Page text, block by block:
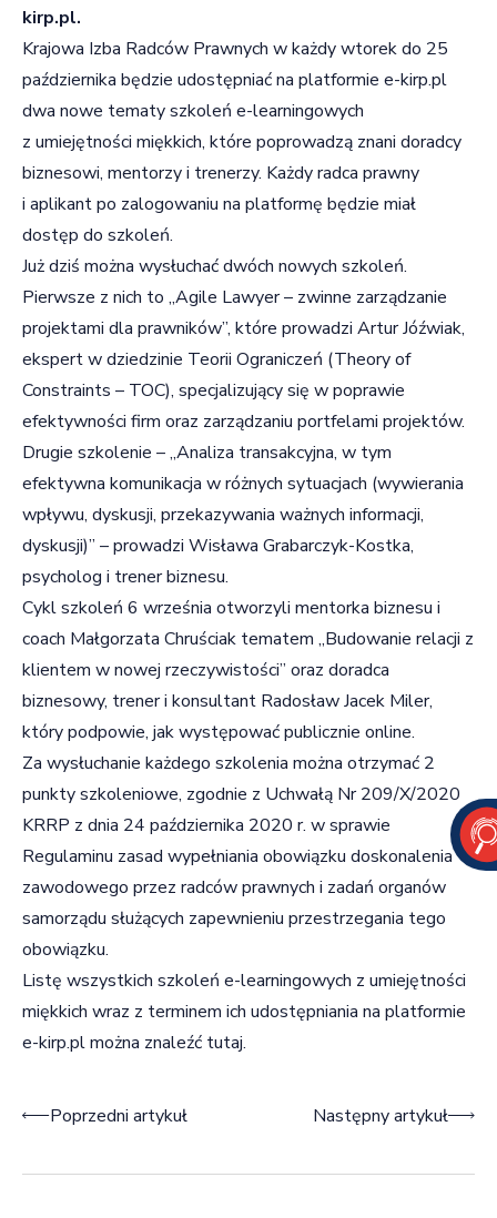
kirp.pl.
Krajowa Izba Radców Prawnych w każdy wtorek do 25
października będzie udostępniać na platformie e-kirp.pl
dwa nowe tematy szkoleń e-learningowych
z umiejętności miękkich, które poprowadzą znani doradcy
biznesowi, mentorzy i trenerzy. Każdy radca prawny
i aplikant po zalogowaniu na platformę będzie miał
dostęp do szkoleń.
Już dziś można wysłuchać dwóch nowych szkoleń.
Pierwsze z nich to „Agile Lawyer – zwinne zarządzanie
projektami dla prawników”, które prowadzi Artur Jóźwiak,
ekspert w dziedzinie Teorii Ograniczeń (Theory of
Constraints – TOC), specjalizujący się w poprawie
efektywności firm oraz zarządzaniu portfelami projektów.
Drugie szkolenie – „Analiza transakcyjna, w tym
efektywna komunikacja w różnych sytuacjach (wywierania
wpływu, dyskusji, przekazywania ważnych informacji,
dyskusji)” – prowadzi Wisława Grabarczyk-Kostka,
psycholog i trener biznesu.
Cykl szkoleń 6 września otworzyli mentorka biznesu i
coach Małgorzata Chruściak tematem „Budowanie relacji z
klientem w nowej rzeczywistości” oraz doradca
biznesowy, trener i konsultant Radosław Jacek Miler,
który podpowie, jak występować publicznie online.
Za wysłuchanie każdego szkolenia można otrzymać 2
punkty szkoleniowe, zgodnie z Uchwałą Nr 209/X/2020
KRRP z dnia 24 października 2020 r. w sprawie
Regulaminu zasad wypełniania obowiązku doskonalenia
zawodowego przez radców prawnych i zadań organów
samorządu służących zapewnieniu przestrzegania tego
obowiązku.
Listę wszystkich szkoleń e-learningowych z umiejętności
miękkich wraz z terminem ich udostępniania na platformie
e-kirp.pl można znaleźć tutaj.
Nawigacja wpisu
Poprzedni artykuł Następny artykuł